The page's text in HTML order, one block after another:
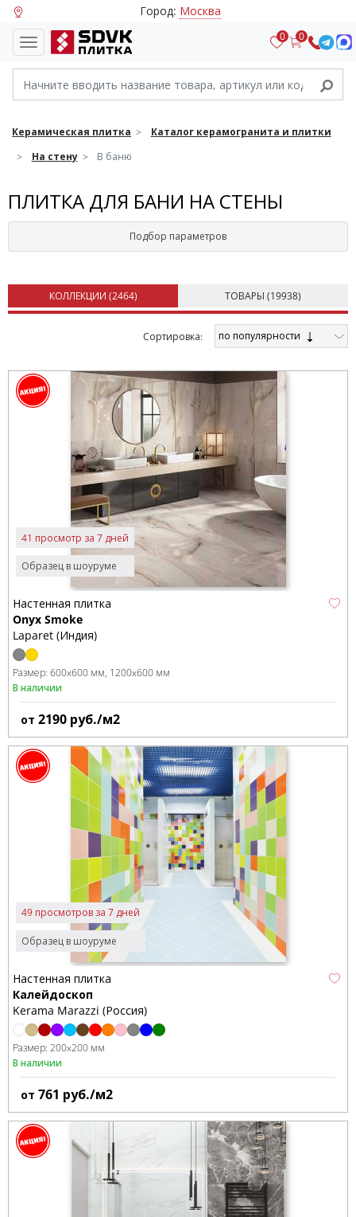
Город: Москва
0 0
Керамическая плитка
Каталог керамогранита и плитки
На стену
В баню
ПЛИТКА ДЛЯ БАНИ НА СТЕНЫ
Подбор параметров
КОЛЛЕКЦИИ (2464) ТОВАРЫ (19938)
Cортировка: по популярности
Образец в шоуруме
41 просмотр за 7 дней
Настенная плитка
Onyx Smoke
Laparet (Индия)
Размер: 600x600 мм 1200x600 мм
В наличии
от 2190 руб./м2
Образец в шоуруме
49 просмотров за 7 дней
Настенная плитка
Калейдоскоп
Kerama Marazzi (Россия)
Размер: 200x200 мм
В наличии
от 761 руб./м2